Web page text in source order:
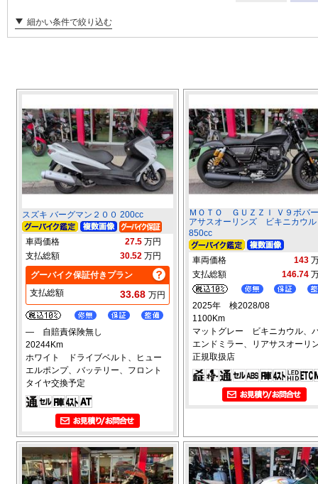
細かい条件で絞り込む
スズキ バーグマン２００ 200cc
車両価格 27.5 万円
支払総額
30.52 万円
グーバイク保証付きプラン
支払総額
33.68 万円
― 自賠責保険無し
20244Km
ホワイト ドライブベルト、ヒュー
エルポンプ、バッテリー、フロント
タイヤ交換予定
ＭＯＴＯ ＧＵＺＺＩ Ｖ９ボバ
アサスオーリンズ ビキニカウル
850cc
車両価格 143
支払総額
146.74
2025年 検2028/08
1100Km
マットグレー ビキニカウル、
エンドミラー、リアサスオーリ
正規取扱店